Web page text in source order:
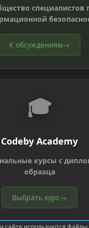
специалистов
К обсуждениям→
🎓
Codeby Academy
курсы с
образца
Выбрать курс→